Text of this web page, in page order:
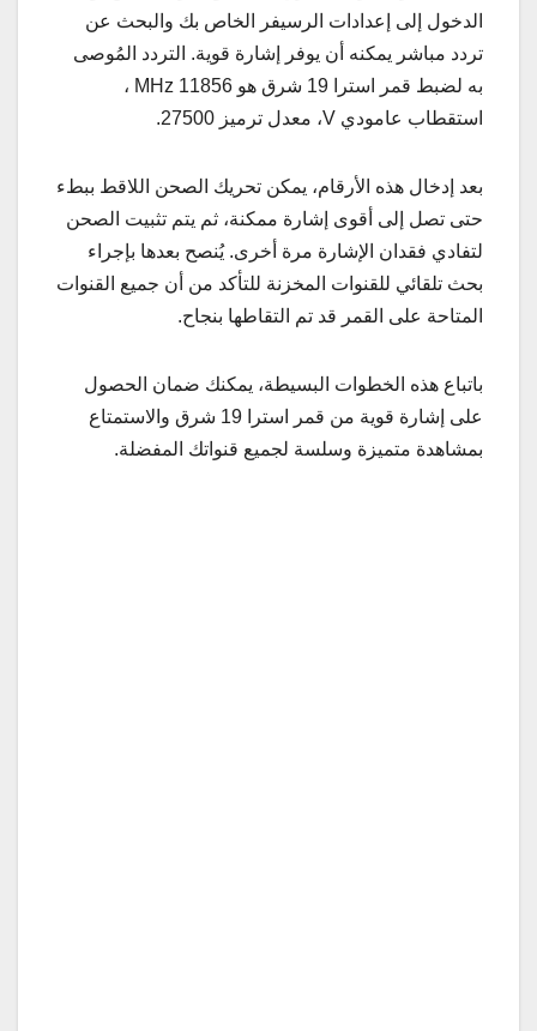
الدخول إلى إعدادات الرسيفر الخاص بك والبحث عن
تردد مباشر يمكنه أن يوفر إشارة قوية. التردد المُوصى
به لضبط قمر استرا 19 شرق هو 11856 MHz ،
استقطاب عامودي V، معدل ترميز 27500.
بعد إدخال هذه الأرقام، يمكن تحريك الصحن اللاقط ببطء
حتى تصل إلى أقوى إشارة ممكنة، ثم يتم تثبيت الصحن
لتفادي فقدان الإشارة مرة أخرى. يُنصح بعدها بإجراء
بحث تلقائي للقنوات المخزنة للتأكد من أن جميع القنوات
المتاحة على القمر قد تم التقاطها بنجاح.
باتباع هذه الخطوات البسيطة، يمكنك ضمان الحصول
على إشارة قوية من قمر استرا 19 شرق والاستمتاع
بمشاهدة متميزة وسلسة لجميع قنواتك المفضلة.